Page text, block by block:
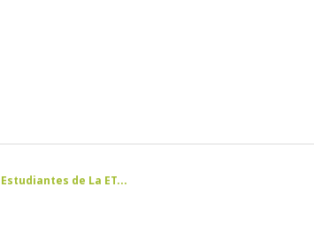
de La ET...